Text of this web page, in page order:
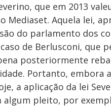
que em 2013
Mediaset. Aquela lei,
do parlamento dos
de Berlusconi, que
posteriormente
Portanto, embora
a aplicação da lei
pleito, por